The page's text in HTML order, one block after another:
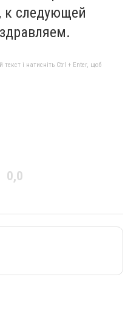
к следующей
і натисніть Ctrl + Enter, щоб
0,0